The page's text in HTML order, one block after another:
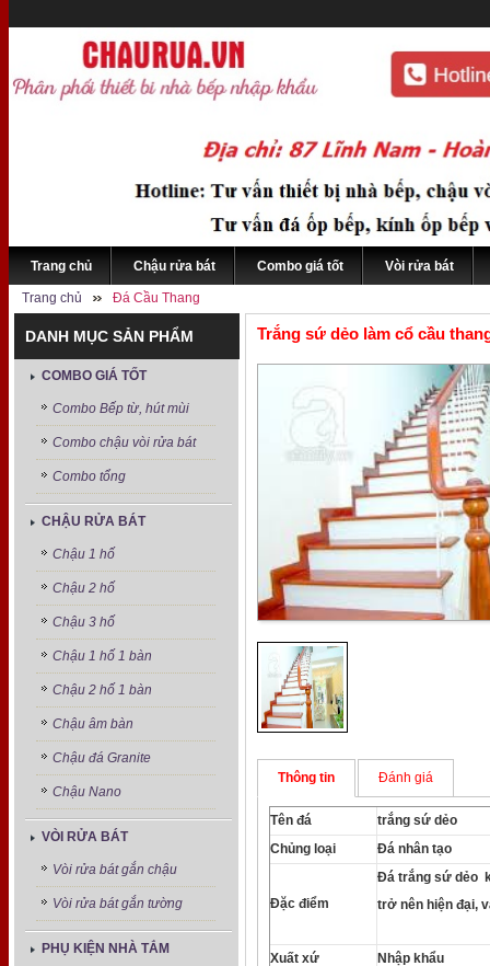
Trang chủ Chậu rửa bát Combo giá tốt Vòi rửa bát
Trang chủ Đá Cầu Thang
DANH MỤC SẢN PHẨM
COMBO GIÁ TỐT
Combo Bếp từ, hút mùi
Combo chậu vòi rửa bát
Combo tổng
CHẬU RỬA BÁT
Chậu 1 hố
Chậu 2 hố
Chậu 3 hố
Chậu 1 hố 1 bàn
Chậu 2 hố 1 bàn
Chậu âm bàn
Chậu đá Granite
Chậu Nano
VÒI RỬA BÁT
Vòi rửa bát gắn chậu
Vòi rửa bát gắn tường
PHỤ KIỆN NHÀ TẮM
Trắng sứ dẻo làm cổ cầu
Thông tin Đánh giá
Tên đá
trắng sứ dẻo
Chủng loại
Đá nhân tạo
Đặc điểm
Đá trắng sứ dẻo
trở nên hiện đại,
Xuất xứ
Nhập khẩu